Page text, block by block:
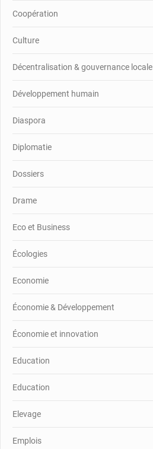
Coopération
Culture
Décentralisation & gouvernance locale
Développement humain
Diaspora
Diplomatie
Dossiers
Drame
Eco et Business
Écologies
Economie
Économie & Développement
Économie et innovation
Education
Education
Elevage
Emplois